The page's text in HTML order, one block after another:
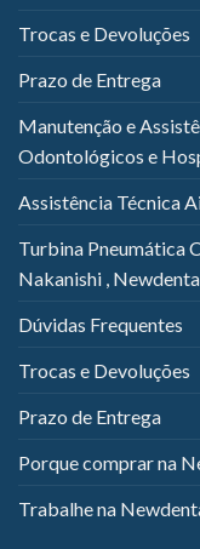
Trocas e Devoluções
Prazo de Entrega
Manutenção e
Odontológicos e
Assistência Técnica
Turbina Pneumática
Nakanishi ,
Dúvidas Frequentes
Trocas e Devoluções
Prazo de Entrega
Porque comprar na
Trabalhe na